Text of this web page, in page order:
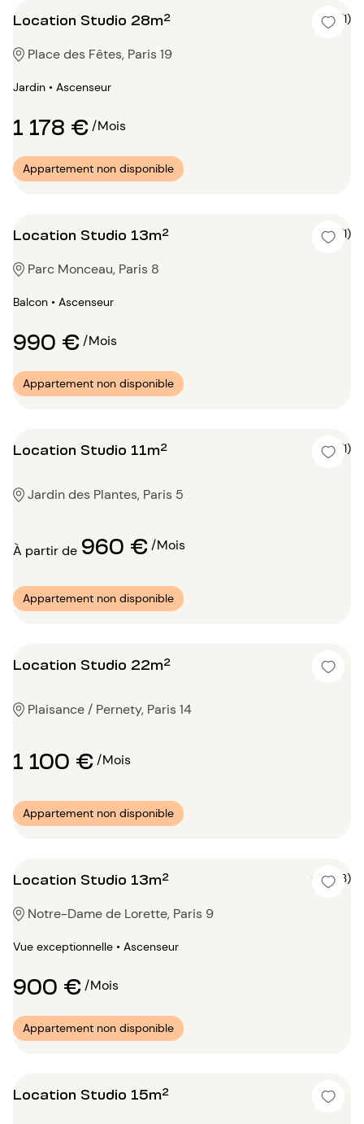
Location Studio 28m² 5 (1)
Place des Fêtes, Paris 19
Jardin • Ascenseur
1 178 €/Mois
Appartement non disponible
Location Studio 13m² 5 (1)
Parc Monceau, Paris 8
Balcon • Ascenseur
990 €/Mois
Appartement non disponible
Location Studio 11m² 5 (1)
Jardin des Plantes, Paris 5
À partir de 960 €/Mois
Appartement non disponible
Location Studio 22m²
Plaisance / Pernety, Paris 14
1 100 €/Mois
Appartement non disponible
Location Studio 13m² 5 (3)
Notre-Dame de Lorette, Paris 9
Vue exceptionnelle • Ascenseur
900 €/Mois
Appartement non disponible
Location Studio 15m²